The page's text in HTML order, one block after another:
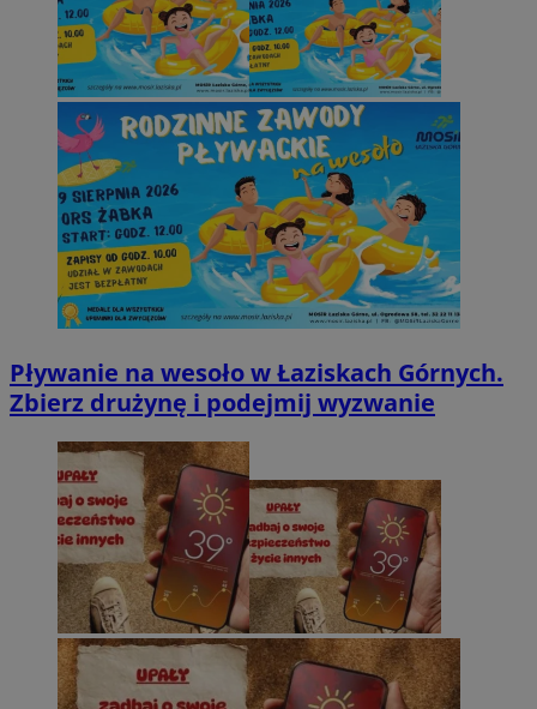
Pływanie na wesoło w Łaziskach Górnych.
Zbierz drużynę i podejmij wyzwanie